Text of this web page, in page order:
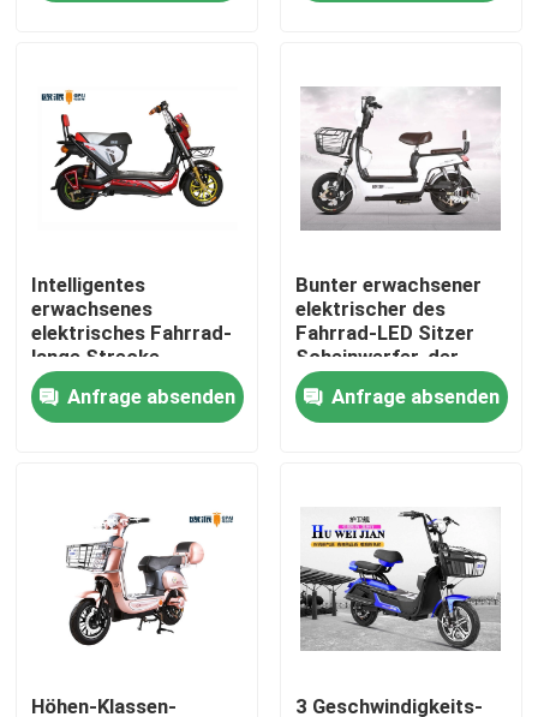
Produkte
Über uns
Qualitätskontrolle
Treten Sie mit uns in Verbindung
Elektro-Moped-Roller
Elektro-Motorroller
Elektrische Mobilität Roller
Intelligentes
erwachsenes
elektrisches Fahrrad-
lange Strecke
Anfrage absenden
Bunter erwachsener
elektrischer des
Fahrrad-LED Sitzer
Scheinwerfer-der
Höchstgeschwindigkeits-
30-40km/h 2
Anfrage absenden
Höhen-Klassen- 3 Geschwindigkeits-